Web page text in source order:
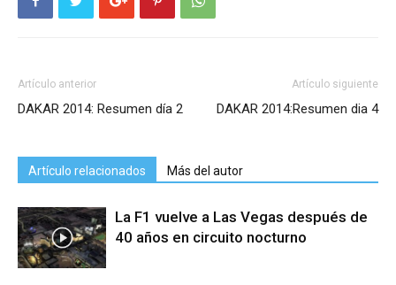
Artículo anterior
DAKAR 2014: Resumen día 2
Artículo siguiente
DAKAR 2014:Resumen dia 4
Artículo relacionados Más del autor
La F1 vuelve a Las Vegas después de
40 años en circuito nocturno